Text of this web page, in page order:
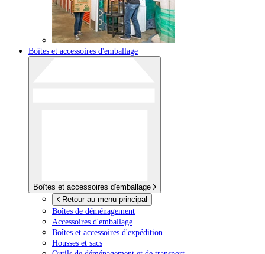
Boîtes et accessoires d'emballage
Boîtes et accessoires d'emballage
Retour au menu principal
Boîtes de déménagement
Accessoires d'emballage
Boîtes et accessoires d'expédition
Housses et sacs